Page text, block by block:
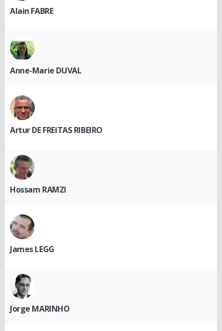
Alain FABRE
Anne-Marie DUVAL
Artur DE FREITAS RIBEIRO
Hossam RAMZI
James LEGG
Jorge MARINHO